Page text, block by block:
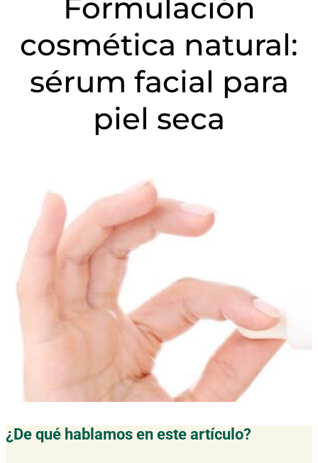
Formulación
cosmética natural:
sérum facial para
piel seca
¿De qué hablamos en este artículo?